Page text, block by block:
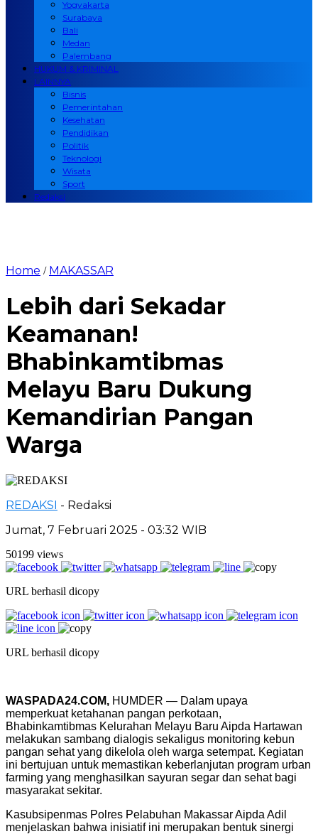
Yogyakarta
Surabaya
Bali
Medan
Palembang
HUKUM & KRIMINAL
LAINNYA
Bisnis
Pemerintahan
Kesehatan
Pendidikan
Politik
Teknologi
Wisata
Sport
Redaksi
Home / MAKASSAR
Lebih dari Sekadar
Keamanan!
Bhabinkamtibmas
Melayu Baru Dukung
Kemandirian Pangan
Warga
REDAKSI - Redaksi
Jumat, 7 Februari 2025 - 03:32 WIB
50199 views
URL berhasil dicopy
URL berhasil dicopy
WASPADA24.COM, HUMDER — Dalam upaya
memperkuat ketahanan pangan perkotaan,
Bhabinkamtibmas Kelurahan Melayu Baru Aipda Hartawan
melakukan sambang dialogis sekaligus monitoring kebun
pangan sehat yang dikelola oleh warga setempat. Kegiatan
ini bertujuan untuk memastikan keberlanjutan program urban
farming yang menghasilkan sayuran segar dan sehat bagi
masyarakat sekitar.
Kasubsipenmas Polres Pelabuhan Makassar Aipda Adil
menjelaskan bahwa inisiatif ini merupakan bentuk sinergi